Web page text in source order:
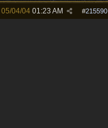
#215590
05/04/04 01:23 AM